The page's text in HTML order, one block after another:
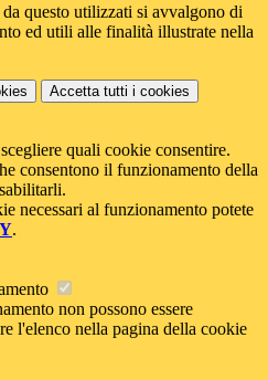
questo utilizzati si avvalgono di
ed utili alle finalità illustrate nella
Accetta tutti i cookies
quali cookie consentire.
consentono il funzionamento della
necessari al funzionamento potete
.
non possono essere
l'elenco nella pagina della cookie